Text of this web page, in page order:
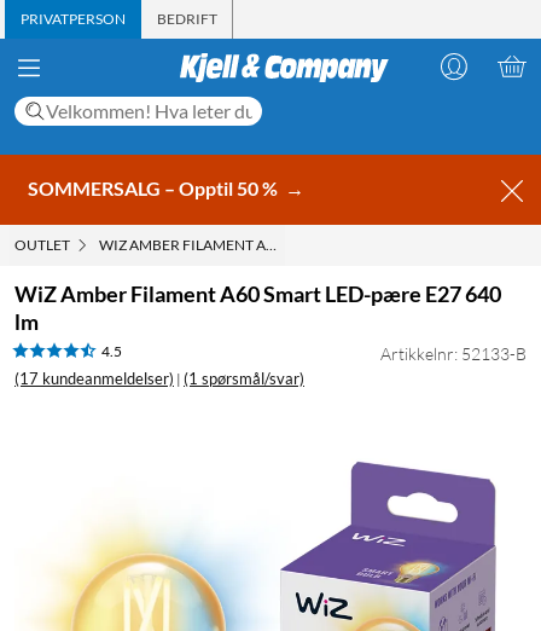
PRIVATPERSON BEDRIFT
SOMMERSALG – Opptil 50 % →
OUTLET WIZ AMBER FILAMENT A60 SMART LED-PÆRE E27 640 LM
WiZ Amber Filament A60 Smart LED-pære E27 640
lm
4.5
(17 kundeanmeldelser) | (1 spørsmål/svar)
Artikkelnr: 52133-B